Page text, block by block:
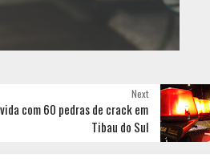
Next
com 60 pedras de crack em
Tibau do Sul